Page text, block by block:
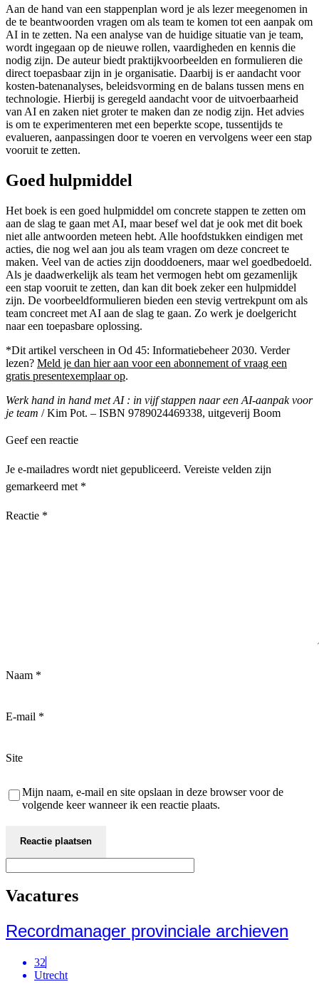
Aan de hand van een stappenplan word je als lezer meegenomen in
de te beant­woorden vragen om als team te komen tot een aanpak om
AI in te zetten. Na een analyse van de huidige situatie van je team,
wordt ingegaan op de nieuwe rollen, vaardigheden en kennis die
nodig zijn. De auteur biedt praktijkvoorbeelden en formulieren die
direct toepasbaar zijn in je organisatie. Daarbij is er aandacht voor
kosten-batenanalyses, beleidsvorming en de balans tussen mens en
technologie. Hierbij is geregeld aandacht voor de uitvoer­baarheid
van AI en zaken niet groter te maken dan ze nodig zijn. Het advies
is om te experimenteren met een beperkte scope, tussentijds te
evalueren, aanpassingen door te voeren en vervolgens weer een stap
vooruit te zetten.
Goed hulpmiddel
Het boek is een goed hulpmiddel om concrete stappen te zetten om
aan de slag te gaan met AI, maar besef wel dat je ook met dit boek
niet alle antwoorden meteen hebt. Alle hoofdstukken eindigen met
acties, die nog wel aan jou als team vragen om deze concreet te
maken. Veel van de acties zijn dooddoeners, maar wel goedbedoeld.
Als je daadwerkelijk als team het vermogen hebt om gezamenlijk
een stap vooruit te zetten, dan kan dit boek zeker een hulpmiddel
zijn. De voorbeeldformulieren bieden een stevig vertrekpunt om als
team concreet met AI aan de slag te gaan. Zo werk je doelgericht
naar een toepasbare oplossing.
*Dit artikel verscheen in Od 45: Informatiebeheer 2030. Verder
lezen? Meld je dan hier aan voor een abonnement of vraag een
gratis presentexemplaar op.
Werk hand in hand met AI : in vijf stappen naar een AI-aanpak voor
je team / Kim Pot. – ISBN 9789024469338, uitgeverij Boom
Geef een reactie
Je e-mailadres wordt niet gepubliceerd. Vereiste velden zijn
gemarkeerd met *
Reactie *
Naam *
E-mail *
Site
Mijn naam, e-mail en site opslaan in deze browser voor de
volgende keer wanneer ik een reactie plaats.
Vacatures
Recordmanager provinciale archieven
32
Utrecht